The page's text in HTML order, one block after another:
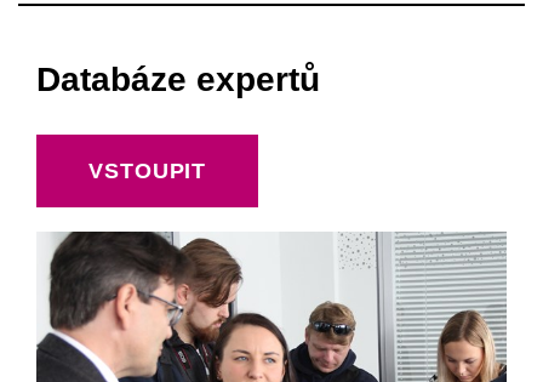
Databáze expertů
VSTOUPIT